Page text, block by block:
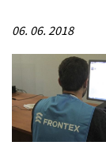
06. 06. 2018